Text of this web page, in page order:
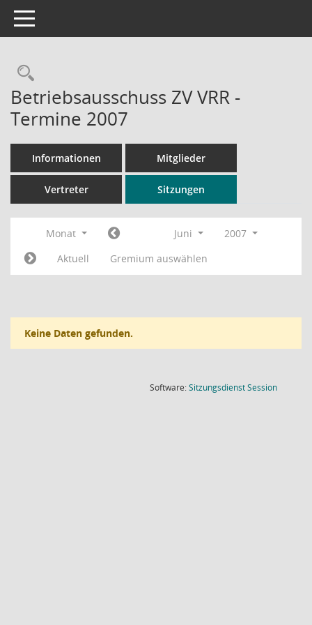
Toggle navigation
Rechercheauswahl
Betriebsausschuss ZV VRR -
Termine 2007
Informationen Mitglieder
Vertreter Sitzungen
Monat Juni
2007
Aktuell
Gremium auswählen
Keine Daten gefunden.
Software:SitzungsdienstSession(Wird in